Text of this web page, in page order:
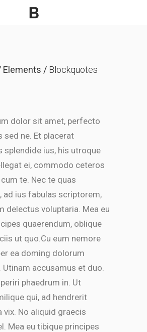
Elements / Blockquotes
dolor sit amet, perfecto
sed ne. Et placerat
splendide ius, his utroque
ei, commodo ceteros
te. Nec te quas
ad ius fabulas scriptorem,
delectus voluptaria. Mea eu
quaerendum, oblique
ut quo.Cu eum nemore
ea doming dolorum
Utinam accusamus et duo.
phaedrum in. Ut
qui, ad hendrerit
vix. No aliquid graecis
Mea eu tibique principes